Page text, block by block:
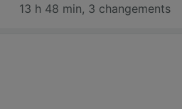
13 h 48 min, 3 changements